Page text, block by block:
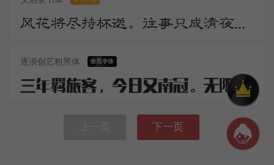
风花将尽持杯送。往事只成清夜梦。莫更登楼。坐想行思已是愁。
逐浪创艺粗黑体
三年羁旅客，今日又南冠。无限河山泪，谁言天地宽。已知泉路近，欲别故乡难。毅魄归来日，灵旗空际看。
下一页